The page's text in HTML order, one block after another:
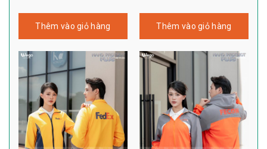
Thêm vào giỏ hàng Thêm vào giỏ hàng